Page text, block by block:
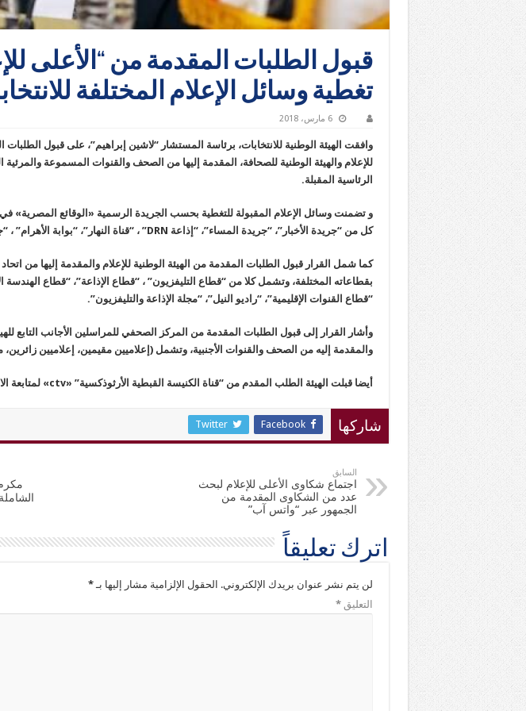
قبول الطلبات المقدمة من “الأعلى
تغطية وسائل الإعلام المختلفة
6 مارس، 2018
وافقت الهيئة الوطنية للانتخابات، برئاسة المستشار “لاشين إبراهيم”، على قبول
للإعلام والهيئة الوطنية للصحافة، المقدمة إليها من الصحف والقنوات المسموعة والمرئية
الرئاسية المقبلة.
و تضمنت وسائل الإعلام المقبولة للتغطية بحسب الجريدة الرسمية «الوقائع المصرية» في
كل من “جريدة الأخبار”، “جريدة المساء”، “إذاعة DRN” ، “قناة النهار”، “بوابة الأهرام” ، “جريدة بلدنا اليوم’.
كما شمل القرار قبول الطلبات المقدمة من الهيئة الوطنية للإعلام والمقدمة إليها من اتحاد
بقطاعاته المختلفة، وتشمل كلا من “قطاع التليفزيون” ، “قطاع الإذاعة”، “قطاع الهندسة
“قطاع القنوات الإقليمية”، “راديو النيل”، “مجلة الإذاعة والتليفزيون”.
وأشار القرار إلى قبول الطلبات المقدمة من المركز الصحفي للمراسلين الأجانب التابع
والمقدمة إليه من الصحف والقنوات الأجنبية، وتشمل (إعلاميين مقيمين، إعلاميين
أيضا قبلت الهيئة الطلب المقدم من “قناة الكنيسة القبطية الأرثوذكسية” «ctv» لمتابعة الانتخابات.
شاركها Facebook
Twitter
السابق
اجتماع شكاوى الأعلى للإعلام لبحث
عدد من الشكاوى المقدمة من
الجمهور عبر “واتس آب”
اترك تعليقاً
لن يتم نشر عنوان بريدك الإلكتروني. الحقول الإلزامية مشار إليها بـ*
التعليق*